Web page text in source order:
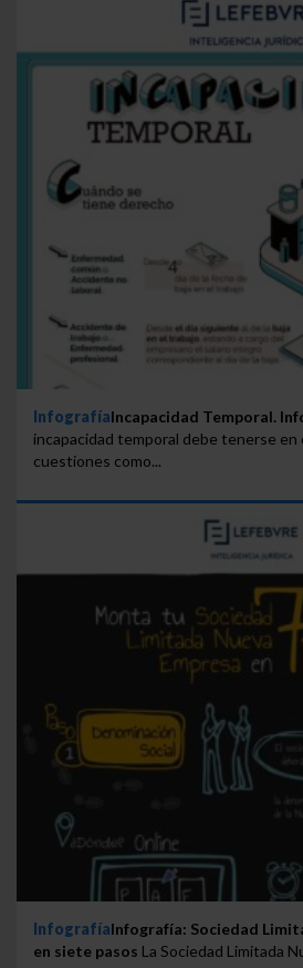
InfografíaIncapacidad Temporal.
incapacidad temporal debe tenerse en
cuestiones como...
InfografíaInfografía: Sociedad
en siete pasos La Sociedad Limitada